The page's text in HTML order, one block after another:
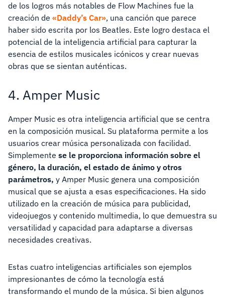
de los logros más notables de Flow Machines fue la
creación de «Daddy’s Car», una canción que parece
haber sido escrita por los Beatles. Este logro destaca el
potencial de la inteligencia artificial para capturar la
esencia de estilos musicales icónicos y crear nuevas
obras que se sientan auténticas.
4. Amper Music
Amper Music es otra inteligencia artificial que se centra
en la composición musical. Su plataforma permite a los
usuarios crear música personalizada con facilidad.
Simplemente se le proporciona información sobre el
género, la duración, el estado de ánimo y otros
parámetros, y Amper Music genera una composición
musical que se ajusta a esas especificaciones. Ha sido
utilizado en la creación de música para publicidad,
videojuegos y contenido multimedia, lo que demuestra su
versatilidad y capacidad para adaptarse a diversas
necesidades creativas.
Estas cuatro inteligencias artificiales son ejemplos
impresionantes de cómo la tecnología está
transformando el mundo de la música. Si bien algunos